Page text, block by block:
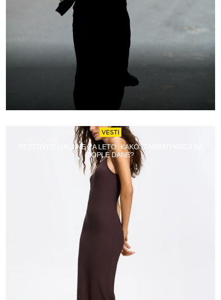
VESTI
RESERVED HALJINE ZA LETO: KAKO IZABRATI KROJ ZA
TOPLE DANE?